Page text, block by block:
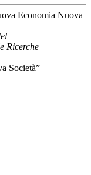
Economia Nuova
Ricerche
Società”